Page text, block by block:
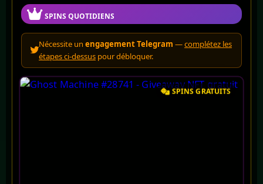
SPINS QUOTIDIENS
Nécessite un engagement Telegram —complétez les
étapes ci-dessus pour débloquer.
SPINS GRATUITS